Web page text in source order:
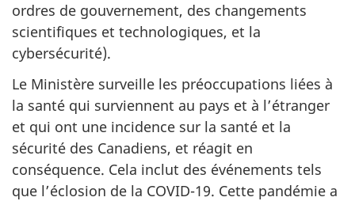
ordres de gouvernement, des changements
scientifiques et technologiques, et la
cybersécurité).
Le Ministère surveille les préoccupations liées à
la santé qui surviennent au pays et à l’étranger
et qui ont une incidence sur la santé et la
sécurité des Canadiens, et réagit en
conséquence. Cela inclut des événements tels
que l’éclosion de la COVID-19. Cette pandémie a